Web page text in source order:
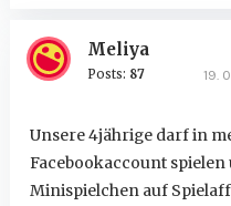
Meliya
Posts: 87 19.
Unsere 4jährige darf in
Facebookaccount spielen
Minispielchen auf